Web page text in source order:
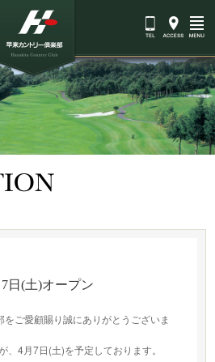
日(土)オープン
ご愛顧賜り誠にありがとうございま
4月7日(土)を予定しております。